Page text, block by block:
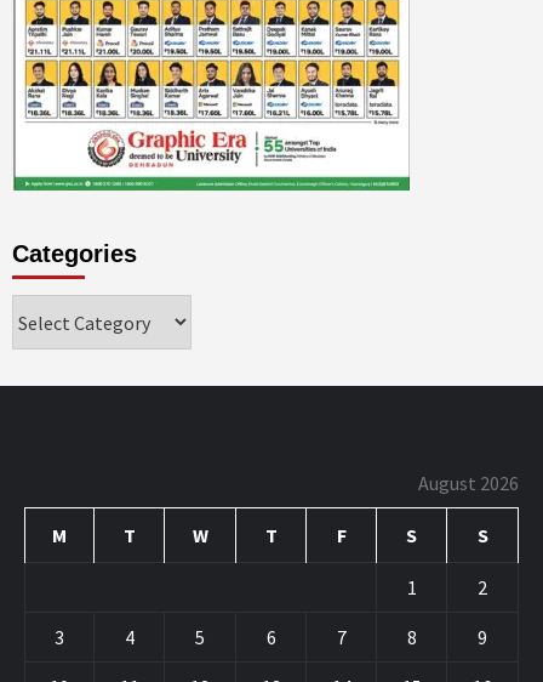
Categories
August 2026
M T W T F S S
1 2
3 4 5 6 7 8 9